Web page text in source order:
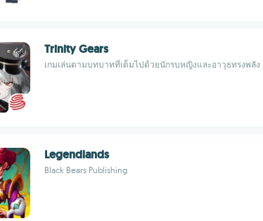
Trinity Gears
เกมเล่นตามบทบาทที่เต็มไปด้วยนักรบหญิงและอาวุธทรงพลัง
Legendlands
Black Bears Publishing